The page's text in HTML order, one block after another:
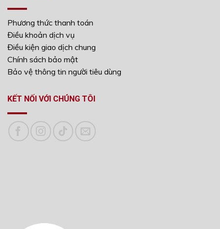
Phương thức thanh toán
Điều khoản dịch vụ
Điều kiện giao dịch chung
Chính sách bảo mật
Bảo vệ thông tin người tiêu dùng
KẾT NỐI VỚI CHÚNG TÔI